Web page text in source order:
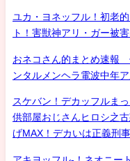
ユカ・ヨネッフル！初老
ト！害獣神アリ・ガー被
おネコさん的まとめ速報
ンタルメンヘラ電波中年
スケバン！デカッフルま
供部屋おじさんヒロシ之
げMAX！デカいは正義刑